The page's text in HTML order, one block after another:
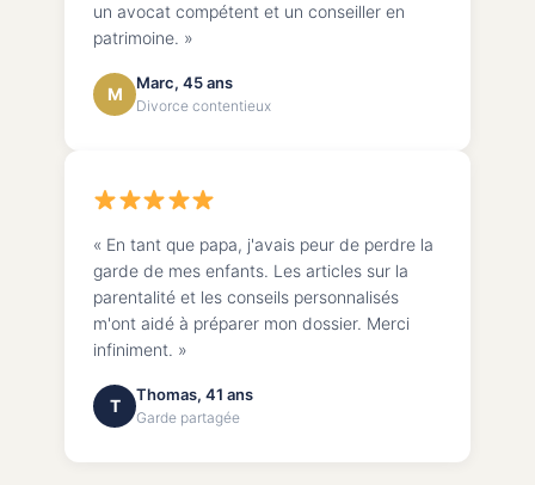
un avocat compétent et un conseiller en
patrimoine. »
M
Marc, 45 ans
Divorce contentieux
« En tant que papa, j'avais peur de perdre la
garde de mes enfants. Les articles sur la
parentalité et les conseils personnalisés
m'ont aidé à préparer mon dossier. Merci
infiniment. »
T
Thomas, 41 ans
Garde partagée